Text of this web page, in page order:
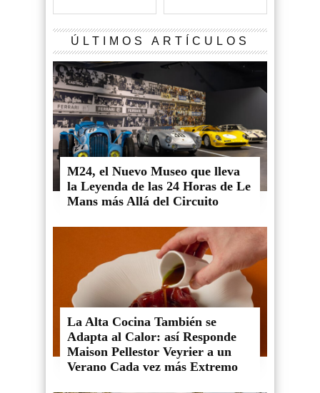
ÚLTIMOS ARTÍCULOS
M24, el Nuevo Museo que lleva
la Leyenda de las 24 Horas de Le
Mans más Allá del Circuito
La Alta Cocina También se
Adapta al Calor: así Responde
Maison Pellestor Veyrier a un
Verano Cada vez más Extremo